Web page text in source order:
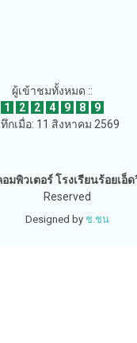
ผู้เข้าชมทั้งหมด ::
1
2 2 4 9 8
9
กเมื่อ: 11 สิงหาคม 2569
มพิวเตอร์ โรงเรียนร้อยเอ็
Reserved
Designed by ช.ชน